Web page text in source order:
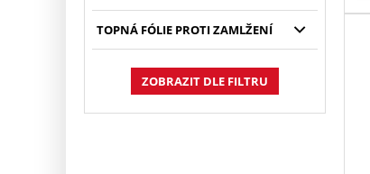
TOPNÁ FÓLIE PROTI ZAMLŽENÍ
ZOBRAZIT DLE FILTRU